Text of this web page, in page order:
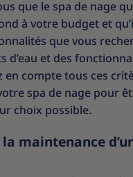
que le spa de nage
à votre budget et
que vous
d’eau et des
en compte tous ces
spa de nage pour
choix possible.
maintenance